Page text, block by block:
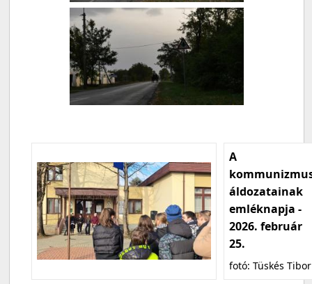
A
áldozatainak
emléknapja -
2026. február
25.
fotó: Tüskés Tibor